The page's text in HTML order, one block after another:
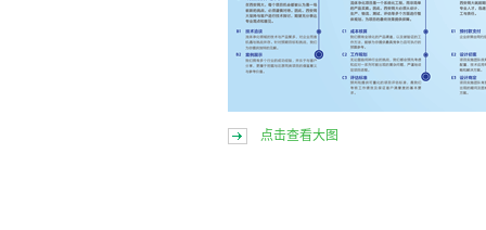
点击查看大图